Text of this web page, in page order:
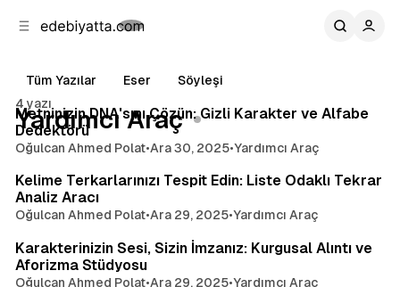
Tüm Yazılar Eser
Söyleşi
4 yazı
Yardımcı Araç Yazılar
Metninizin DNA'sını Çözün: Gizli Karakter ve Alfabe
Dedektörü
Oğulcan Ahmed Polat•Ara 30, 2025•Yardımcı Araç
5 dakikalık okuma
Kelime Terkarlarınızı Tespit Edin: Liste Odaklı Tekrar
Analiz Aracı
Oğulcan Ahmed Polat•Ara 29, 2025•Yardımcı Araç
5 dakikalık okuma
Karakterinizin Sesi, Sizin İmzanız: Kurgusal Alıntı ve
Aforizma Stüdyosu
Oğulcan Ahmed Polat•Ara 29, 2025•Yardımcı Araç